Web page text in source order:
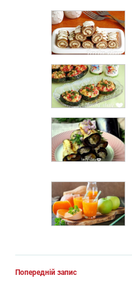
Попередній запис